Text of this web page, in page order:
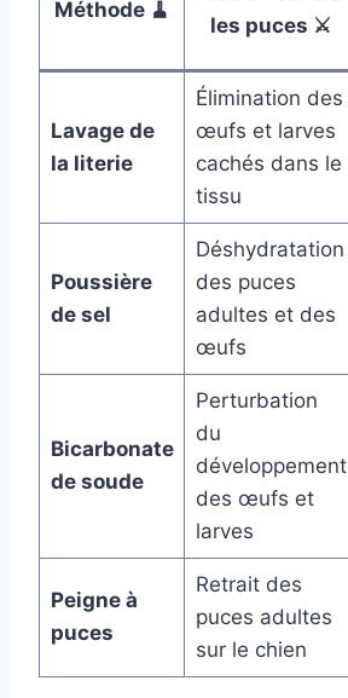
Méthode 🧹
les puces ⚔️
Lavage de
la literie
Élimination des
œufs et larves
cachés dans le
tissu
Poussière
de sel
Déshydratation
des puces
adultes et des
œufs
Bicarbonate
de soude
Perturbation
du
développement
des œufs et
larves
Peigne à
puces
Retrait des
puces adultes
sur le chien